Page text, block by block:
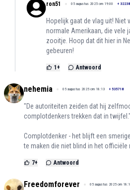
ron51 05 augustus 2025 om 19:00 + 32238
Hopelijk gaat de vlag uit!
normale Amerikaan, die vele
zooitje. Hoop dat dit hier in
gebeuren!
1 + Antwoord
nehemia 05 augustus 2025 om 18:13 + 535718
"De autoriteiten zeiden dat hij
complotdenkers trekken dat in twijfel."
Complotdenker - het blijft een
te maken die niet blind in het officiële
7+ Antwoord
Freedomforever 05 augustus 2025 om